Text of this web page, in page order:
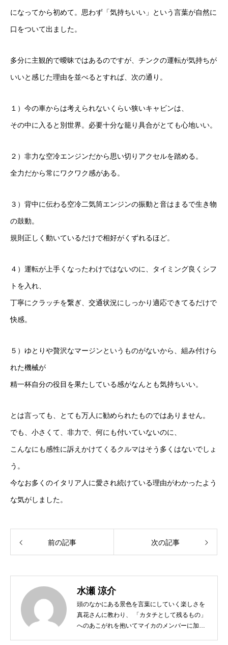
になってから初めて。思わず「気持ちいい」という言葉が自然に
口をついて出ました。
多分に主観的で曖昧ではあるのですが、チンクの運転が気持ちが
いいと感じた理由を並べるとすれば、次の通り。
１）今の車からは考えられないくらい狭いキャビンは、
その中に入ると別世界。必要十分な籠り具合がとても心地いい。
２）非力な空冷エンジンだから思い切りアクセルを踏める。
全力だから常にワクワク感がある。
３）背中に伝わる空冷二気筒エンジンの振動と音はまるで生き物
の鼓動。
規則正しく動いているだけで相好がくずれるほど。
４）運転が上手くなったわけではないのに、タイミング良くシフ
トを入れ、
丁寧にクラッチを繋ぎ、交通状況にしっかり適応できてるだけで
快感。
５）ゆとりや贅沢なマージンというものがないから、組み付けら
れた機械が
精一杯自分の役目を果たしている感がなんとも気持ちいい。
とは言っても、とても万人に勧められたものではありません。
でも、小さくて、非力で、何にも付いていないのに、
こんなにも感性に訴えかけてくるクルマはそう多くはないでしょ
う。
今なお多くのイタリア人に愛され続けている理由がわかったよう
な気がしました。
前の記事 次の記事
水瀬 涼介
頭のなかにある景色を言葉にしていく楽しさを
真花さんに教わり、 「カタチとして残るもの」
へのあこがれを抱いてマイカのメンバーに加わ